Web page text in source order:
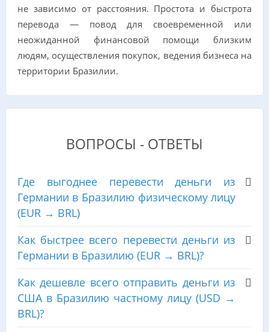
не зависимо от расстояния. Простота и быстрота
перевода — повод для своевременной или
неожиданной финансовой помощи близким
людям, осуществления покупок, ведения бизнеса на
территории Бразилии.
ВОПРОСЫ - ОТВЕТЫ
Где выгоднее перевести деньги из
Германии в Бразилию физическому лицу
(EUR → BRL)
Как быстрее всего перевести деньги из
Германии в Бразилию (EUR → BRL)?
Как дешевле всего отправить деньги из
США в Бразилию частному лицу (USD →
BRL)?